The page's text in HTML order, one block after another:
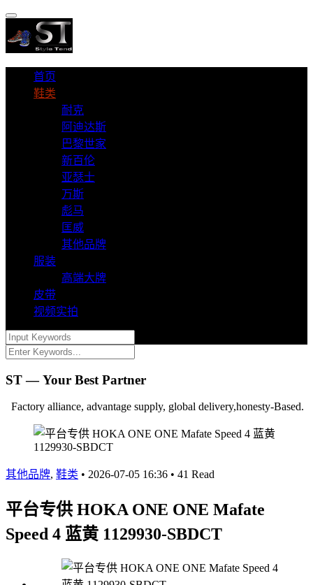
首页
鞋类
耐克
阿迪达斯
巴黎世家
新百伦
亚瑟士
万斯
彪马
匡威
其他品牌
服装
高端大牌
皮带
视频实拍
ST — Your Best Partner
Factory alliance, advantage supply, global delivery,honesty-Based.
其他品牌, 鞋类 • 2026-07-05 16:36 • 41 Read
平台专供 HOKA ONE ONE Mafate
Speed 4 蓝黄 1129930-SBDCT